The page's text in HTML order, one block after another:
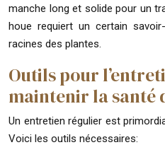
manche long et solide pour un
houe requiert un certain
racines des plantes.
Outils pour
maintenir la santé
Un entretien régulier est
Voici les outils nécessaires: